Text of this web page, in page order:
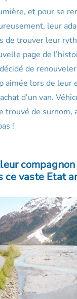
et pour se
leur
de trouver leur
page de
de
aimée lors de leur
d’un van.
trouvé de surnom,
!
ce vaste Etat